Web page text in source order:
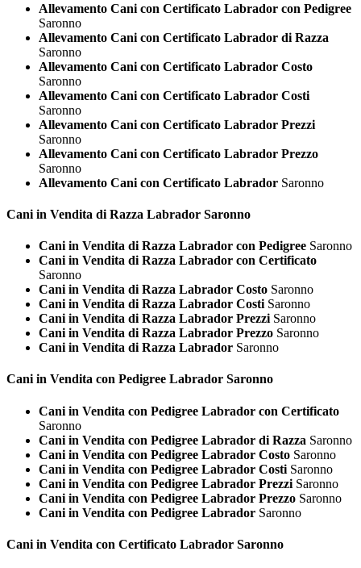
Allevamento Cani con Certificato Labrador con Pedigree
Saronno
Allevamento Cani con Certificato Labrador di Razza
Saronno
Allevamento Cani con Certificato Labrador Costo
Saronno
Allevamento Cani con Certificato Labrador Costi
Saronno
Allevamento Cani con Certificato Labrador Prezzi
Saronno
Allevamento Cani con Certificato Labrador Prezzo
Saronno
Allevamento Cani con Certificato Labrador Saronno
Cani in Vendita di Razza Labrador Saronno
Cani in Vendita di Razza Labrador con Pedigree Saronno
Cani in Vendita di Razza Labrador con Certificato
Saronno
Cani in Vendita di Razza Labrador Costo Saronno
Cani in Vendita di Razza Labrador Costi Saronno
Cani in Vendita di Razza Labrador Prezzi Saronno
Cani in Vendita di Razza Labrador Prezzo Saronno
Cani in Vendita di Razza Labrador Saronno
Cani in Vendita con Pedigree Labrador Saronno
Cani in Vendita con Pedigree Labrador con Certificato
Saronno
Cani in Vendita con Pedigree Labrador di Razza Saronno
Cani in Vendita con Pedigree Labrador Costo Saronno
Cani in Vendita con Pedigree Labrador Costi Saronno
Cani in Vendita con Pedigree Labrador Prezzi Saronno
Cani in Vendita con Pedigree Labrador Prezzo Saronno
Cani in Vendita con Pedigree Labrador Saronno
Cani in Vendita con Certificato Labrador Saronno